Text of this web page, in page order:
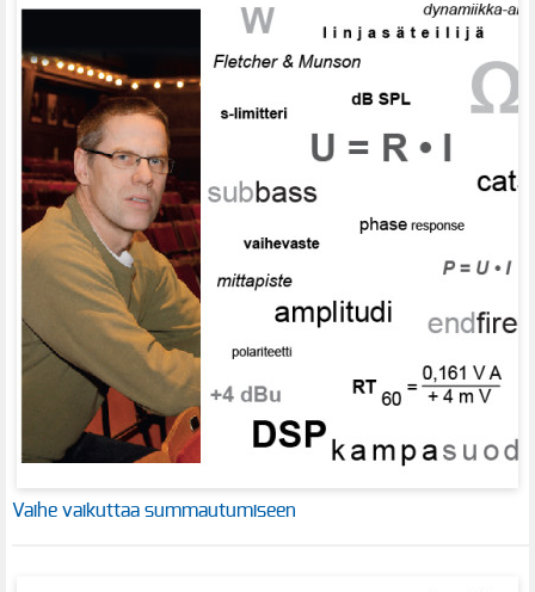
Vaihe vaikuttaa summautumiseen